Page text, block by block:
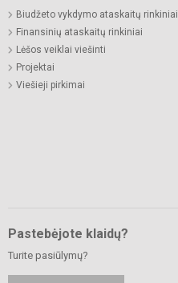
Biudžeto vykdymo ataskaitų rinkiniai
Finansinių ataskaitų rinkiniai
Lėšos veiklai viešinti
Projektai
Viešieji pirkimai
Pastebėjote klaidų?
Turite pasiūlymų?